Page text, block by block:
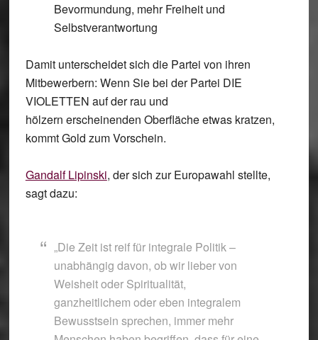
Bevormundung, mehr Freiheit und
Selbstverantwortung
Damit unterscheidet sich die Partei von ihren
Mitbewerbern: Wenn Sie bei der Partei DIE
VIOLETTEN auf der rau und
hölzern erscheinenden Oberfläche etwas kratzen,
kommt Gold zum Vorschein.
Gandalf Lipinski, der sich zur Europawahl stellte,
sagt dazu:
„Die Zeit ist reif für integrale Politik –
unabhängig davon, ob wir lieber von
Weisheit oder Spiritualität,
ganzheitlichem oder eben integralem
Bewusstsein sprechen, immer mehr